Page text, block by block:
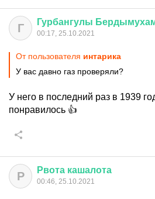
Г Гурбангулы
00:17, 25.10.2021
От пользователя интарика
У вас давно газ проверяли?
У него в последний раз в 1939
понравилось 👍
Р Рвота кашалота
00:46, 25.10.2021